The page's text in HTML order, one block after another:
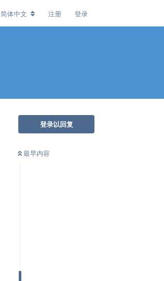
简体中文 注册 登录
登录以回复
最早内容